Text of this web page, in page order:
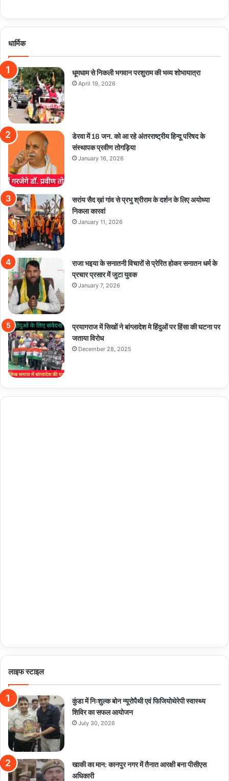
धार्मिक
धूमधाम से निकली भगवान परशुराम की भव्य शोभायात्रा
April 19, 2026
डेरवा में 18 जन. को आ रहे अंतरराष्ट्रीय हिन्दू परिषद के
संस्थापक प्रवीण तोगड़िया
January 16, 2026
सरांय सैद ख़ां गांव से प्रभु श्रीराम के दर्शन के लिए अयोध्या
निकला कारवां
January 11, 2026
राजा भइया के सनातनी विचारों से प्रेरित होकर सनातन धर्म के
प्रचार प्रसार में जुटा युवक
January 7, 2026
प्रयागराज में सिखों ने बांग्लादेश मे हिंदुओं पर हिंसा की घटना पर
जताया विरोध
December 28, 2025
लाइफ स्टाइल
कुंडा में निःशुल्क बोन न्यूरोपैथी एवं फिजियोथेरेपी स्वास्थ्य
शिविर का सफल आयोजन
July 30, 2026
खाकी का मान: कानपुर नगर में तैनात आरक्षी बना पीसीएस
अधिकारी